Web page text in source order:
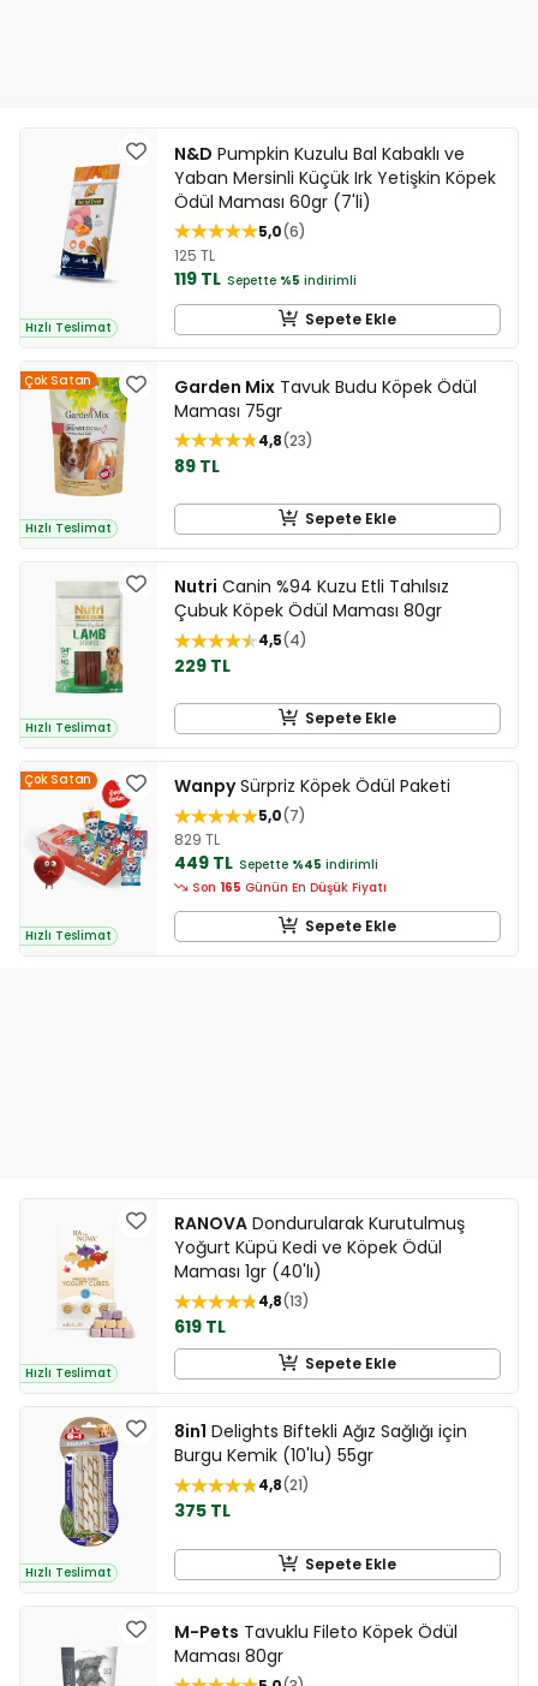
Hızlı Teslimat
N&D Pumpkin Kuzulu Bal Kabaklı ve
Yaban Mersinli Küçük Irk Yetişkin Köpek
Ödül Maması 60gr (7'li)
5,0 6
125 TL
119 TL Sepette %5 indirimli
Sepete Ekle
Çok Satan
Hızlı Teslimat
Garden Mix Tavuk Budu Köpek Ödül
Maması 75gr
4,8 23
89 TL
Sepete Ekle
Hızlı Teslimat
Nutri Canin %94 Kuzu Etli Tahılsız
Çubuk Köpek Ödül Maması 80gr
4,5 4
229 TL
Sepete Ekle
Çok Satan
Hızlı Teslimat
WanpySürpriz Köpek Ödül Paketi
5,0 7
829 TL
449 TL Sepette %45 indirimli
Son 165 Günün En Düşük Fiyatı
Sepete Ekle
Hızlı Teslimat
RANOVA Dondurularak Kurutulmuş
Yoğurt Küpü Kedi ve Köpek Ödül
Maması 1gr (40'lı)
4,8 13
619 TL
Sepete Ekle
Hızlı Teslimat
8in1 Delights Biftekli Ağız Sağlığı için
Burgu Kemik (10'lu) 55gr
4,8 21
375 TL
Sepete Ekle
M-Pets Tavuklu Fileto Köpek Ödül
Maması 80gr